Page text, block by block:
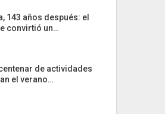
143 años después: el
convirtió un…
de actividades
el verano…